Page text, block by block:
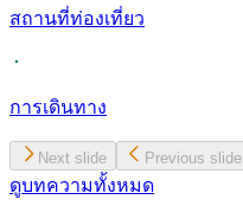
สถานที่ท่องเที่ยว
การเดินทาง
Next slide Previous slide
ดูบทความทั้งหมด